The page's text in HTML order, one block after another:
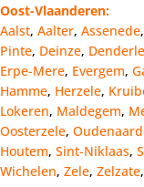
Oost-Vlaanderen:
Aalst, Aalter, Assenede,
Pinte, Deinze,
Erpe-Mere, Evergem,
Hamme, Herzele,
Lokeren, Maldegem,
Oosterzele,
Houtem, Sint-Niklaas,
Wichelen, Zele, Zelzate,